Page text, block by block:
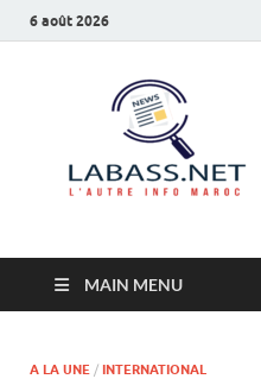
6 août 2026
MAIN MENU
A LA UNE / INTERNATIONAL